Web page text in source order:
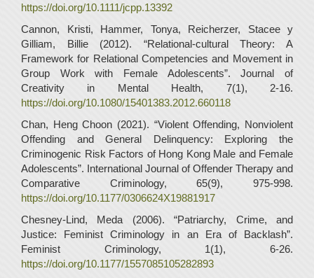
https://doi.org/10.1111/jcpp.13392
Cannon, Kristi, Hammer, Tonya, Reicherzer, Stacee y
Gilliam, Billie (2012). “Relational-cultural Theory: A
Framework for Relational Competencies and Movement in
Group Work with Female Adolescents”. Journal of
Creativity in Mental Health, 7(1), 2-16.
https://doi.org/10.1080/15401383.2012.660118
Chan, Heng Choon (2021). “Violent Offending, Nonviolent
Offending and General Delinquency: Exploring the
Criminogenic Risk Factors of Hong Kong Male and Female
Adolescents”. International Journal of Offender Therapy and
Comparative Criminology, 65(9), 975-998.
https://doi.org/10.1177/0306624X19881917
Chesney-Lind, Meda (2006). “Patriarchy, Crime, and
Justice: Feminist Criminology in an Era of Backlash”.
Feminist Criminology, 1(1), 6-26.
https://doi.org/10.1177/1557085105282893